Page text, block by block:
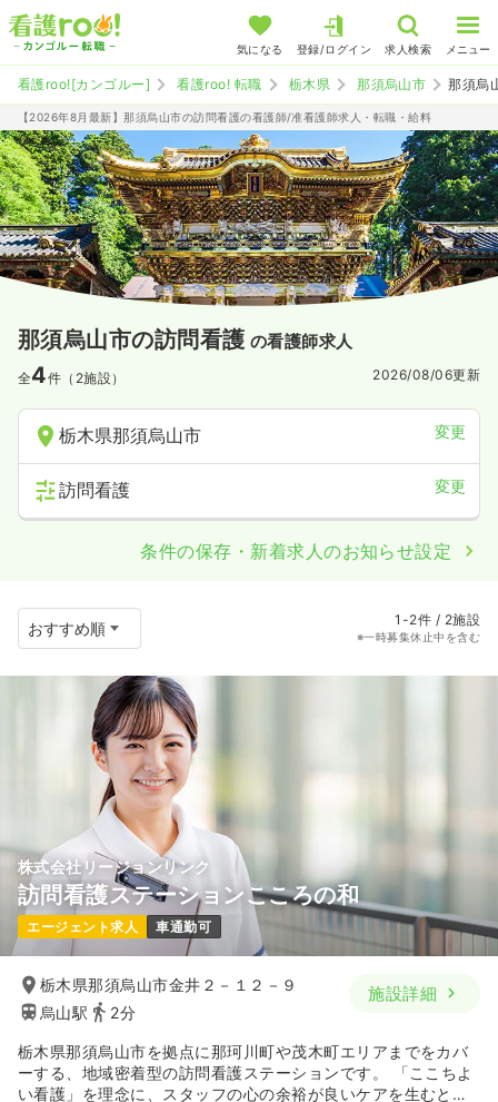
気になる 登録/ログイン 求人検索 メニュー
看護roo![カンゴルー] 看護roo! 転職 栃木県 那須烏山市 那須烏
【2026年8月最新】那須烏山市の訪問看護の看護師/准看護師求人・転職・給料
那須烏山市の訪問看護 の看護師求人
全4件（2施設） 2026/08/06更新
栃木県那須烏山市 変更
訪問看護 変更
条件の保存・新着求人のお知らせ設定
1-2件 / 2施設
※一時募集休止中を含む
株式会社リージョンリンク
訪問看護ステーションこころの和
エージェント求人 車通勤可
栃木県那須烏山市金井２－１２－９
烏山駅
2分
施設詳細
栃木県那須烏山市を拠点に那珂川町や茂木町エリアまでをカバ
ーする、地域密着型の訪問看護ステーションです。 「ここちよ
い看護」を理念に、スタッフの心の余裕が良いケアを生むとい